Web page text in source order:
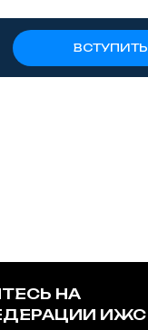
ВСТУПИТЬ
НА
ИЖС